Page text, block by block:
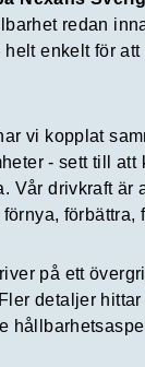
på ett
detaljer hittar
redan
helt enkelt för
vi kopplat
- sett till att
Vår drivkraft är
förbättra,
på ett
detaljer